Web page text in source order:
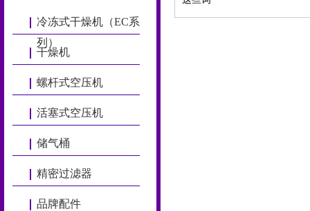
冷冻式干燥机（EC系
列）
干燥机
螺杆式空压机
活塞式空压机
储气桶
精密过滤器
品牌配件